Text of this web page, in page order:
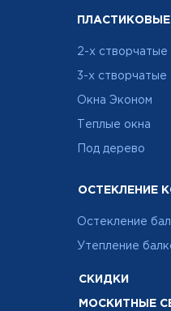
ОСТЕКЛЕНИЕ
СКИДКИ
МОСКИТНЫЕ
Остекление
Утепление
2-х створчатые
3-х створчатые
Окна Эконом
Теплые окна
Под дерево